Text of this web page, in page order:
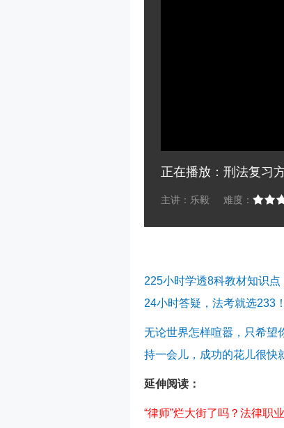
正在播放：刑法复习
主讲：乐毅 难度：
225小时学透8科教材知识
24小时答疑，法考就选233
无论世界怎样喧嚣，只希望
持一会儿，成功的花儿很快
延伸阅读：
“律师”烂大街了吗？法律职